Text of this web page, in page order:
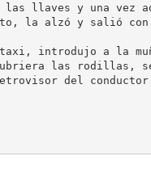
llaves y una vez
la alzó y salió
introdujo a la
las rodillas,
del